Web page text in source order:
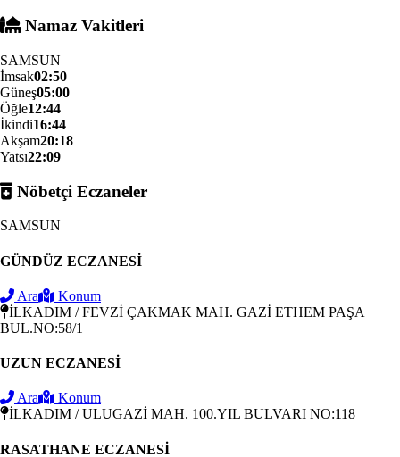
Namaz Vakitleri
SAMSUN
İmsak02:50
Güneş05:00
Öğle12:44
İkindi16:44
Akşam20:18
Yatsı22:09
Nöbetçi Eczaneler
SAMSUN
GÜNDÜZ ECZANESİ
Ara
Konum
İLKADIM / FEVZİ ÇAKMAK MAH. GAZİ ETHEM PAŞA
BUL.NO:58/1
UZUN ECZANESİ
Ara
Konum
İLKADIM / ULUGAZİ MAH. 100.YIL BULVARI NO:118
RASATHANE ECZANESİ